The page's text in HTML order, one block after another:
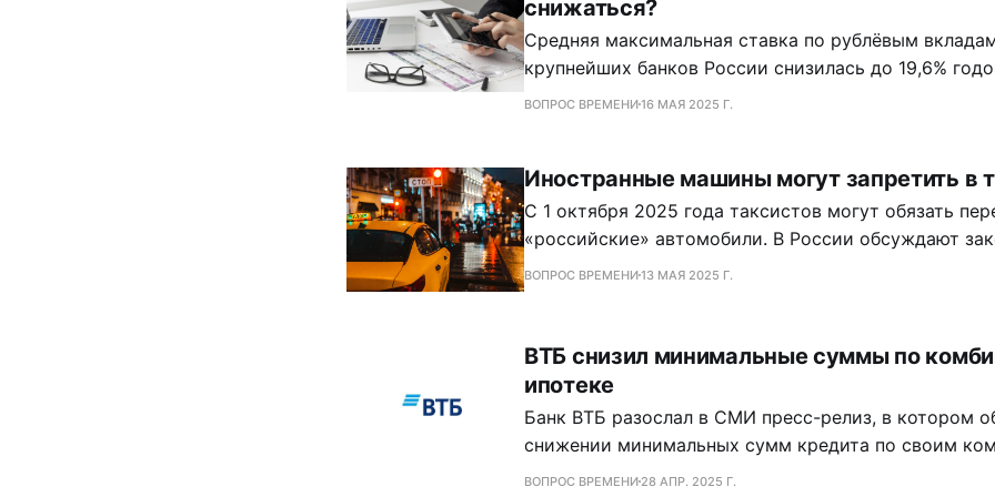
снижаться?
Средняя максимальная ставка по рублёвым
крупнейших банков России снизилась до 19,6%
Центробанк. За первую декаду мая показатель
Наибольшее падение зафиксировано по вкладам
ВОПРОС ВРЕМЕНИ16 МАЯ 2025 Г.
Иностранные машины могут запретить в
С 1 октября 2025 года таксистов могут обязать
«российские» автомобили. В России обсуждают законопроект,
который может изменить рынок такси: с осени 2025
первое чтение в Госдуме. Её
ВОПРОС ВРЕМЕНИ13 МАЯ 2025 Г.
ВТБ снизил минимальные суммы по
ипотеке
Банк ВТБ разослал в СМИ пресс-релиз, в котором
снижении минимальных сумм кредита по своим
ипотечным программам в среднем на 10%. Комбинированная ипотека
ВОПРОС ВРЕМЕНИ 28 АПР. 2025 Г.